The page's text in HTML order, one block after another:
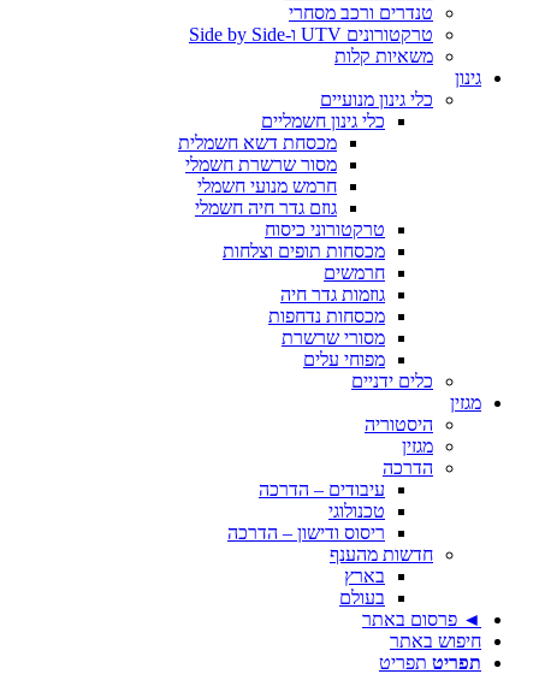
טנדרים ורכב מסחרי
טרקטורונים UTV ו-Side by Side
משאיות קלות
גינון
כלי גינון מנועיים
כלי גינון חשמליים
מכסחת דשא חשמלית
מסור שרשרת חשמלי
חרמש מנועי חשמלי
גוזם גדר חיה חשמלי
טרקטורוני כיסוח
מכסחות תופים וצלחות
חרמשים
גוזמות גדר חיה
מכסחות נדחפות
מסורי שרשרת
מפוחי עלים
כלים ידניים
מגזין
היסטוריה
מגזין
הדרכה
עיבודים – הדרכה
טכנולוגי
ריסוס ודישון – הדרכה
חדשות מהענף
בארץ
בעולם
◄ פרסום באתר
חיפוש באתר
תפריט תפריט